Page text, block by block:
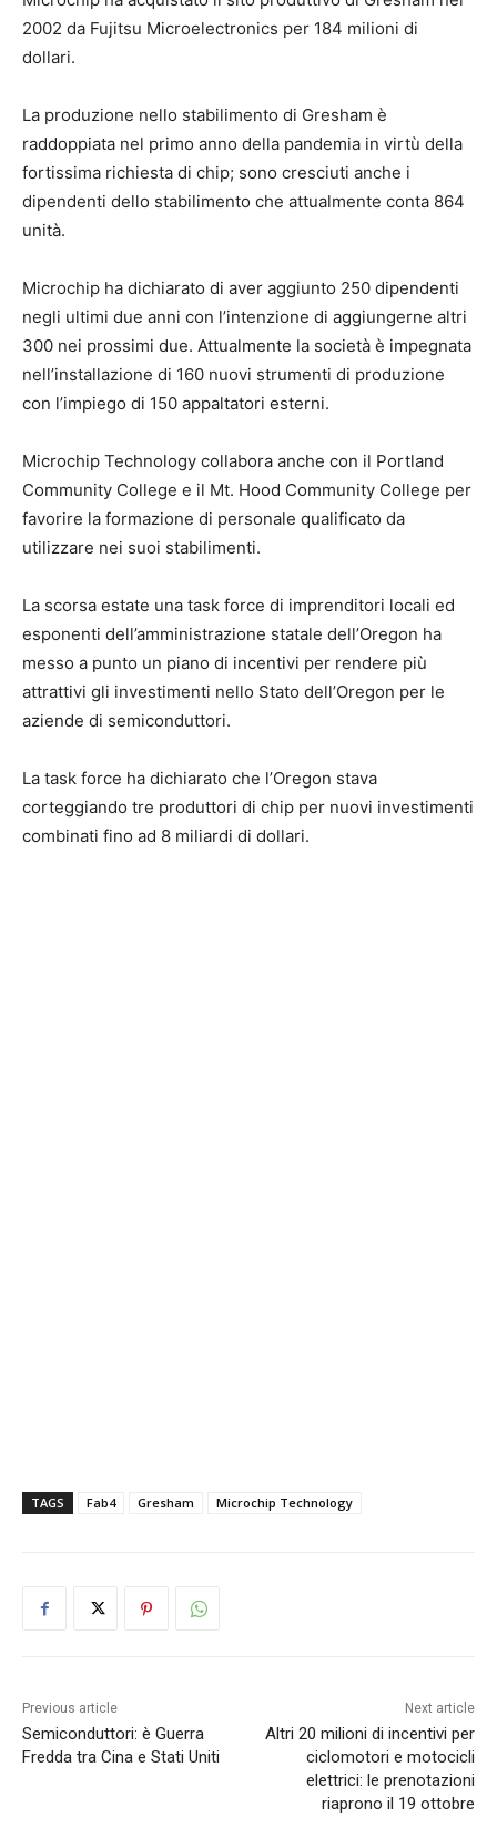
2002 da Fujitsu Microelectronics per 184 milioni di
dollari.
La produzione nello stabilimento di Gresham è
raddoppiata nel primo anno della pandemia in virtù della
fortissima richiesta di chip; sono cresciuti anche i
dipendenti dello stabilimento che attualmente conta 864
unità.
Microchip ha dichiarato di aver aggiunto 250 dipendenti
negli ultimi due anni con l’intenzione di aggiungerne altri
300 nei prossimi due. Attualmente la società è impegnata
nell’installazione di 160 nuovi strumenti di produzione
con l’impiego di 150 appaltatori esterni.
Microchip Technology collabora anche con il Portland
Community College e il Mt. Hood Community College per
favorire la formazione di personale qualificato da
utilizzare nei suoi stabilimenti.
La scorsa estate una task force di imprenditori locali ed
esponenti dell’amministrazione statale dell’Oregon ha
messo a punto un piano di incentivi per rendere più
attrattivi gli investimenti nello Stato dell’Oregon per le
aziende di semiconduttori.
La task force ha dichiarato che l’Oregon stava
corteggiando tre produttori di chip per nuovi investimenti
combinati fino ad 8 miliardi di dollari.
TAGS Fab4 Gresham Microchip Technology
Previous article
Semiconduttori: è Guerra
Fredda tra Cina e Stati Uniti
Next article
Altri 20 milioni di incentivi per
ciclomotori e motocicli
elettrici: le prenotazioni
riaprono il 19 ottobre